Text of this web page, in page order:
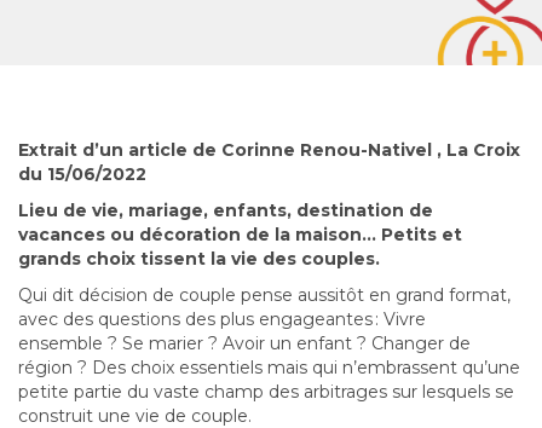
Extrait d’un article de Corinne Renou-Nativel , La Croix
du 15/06/2022
Lieu de vie, mariage, enfants, destination de
vacances ou décoration de la maison… Petits et
grands choix tissent la vie des couples.
Qui dit décision de couple pense aussitôt en grand format,
avec des questions des plus engageantes : Vivre
ensemble ? Se marier ? Avoir un enfant ? Changer de
région ? Des choix essentiels mais qui n’embrassent qu’une
petite partie du vaste champ des arbitrages sur lesquels se
construit une vie de couple.